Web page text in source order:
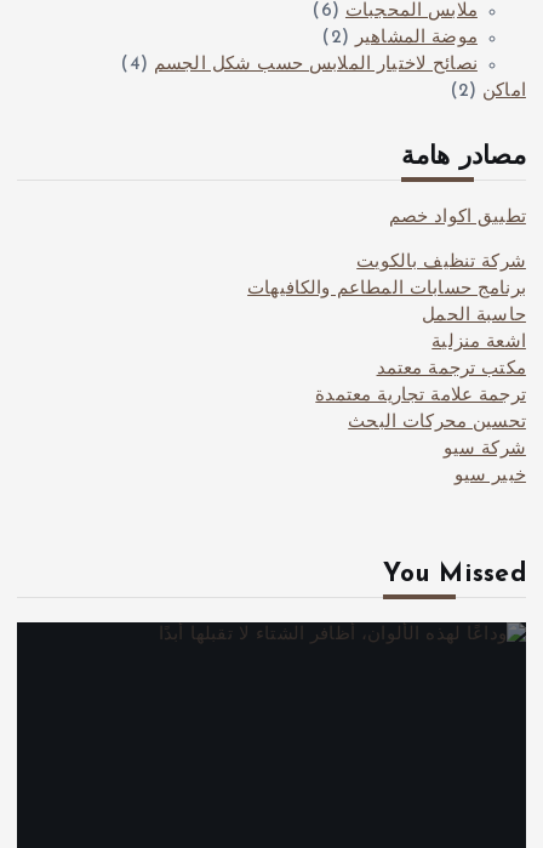
ملابس المحجبات (6)
موضة المشاهير
(2)
نصائح لاختيار الملابس حسب شكل الجسم (4)
اماكن (2)
مصادر هامة
تطبيق اكواد خصم
شركة تنظيف بالكويت
برنامج حسابات المطاعم والكافيهات
حاسبة الحمل
اشعة منزلية
مكتب ترجمة معتمد
ترجمة علامة تجارية معتمدة
تحسين محركات البحث
شركة سيو
خبير سيو
You Missed